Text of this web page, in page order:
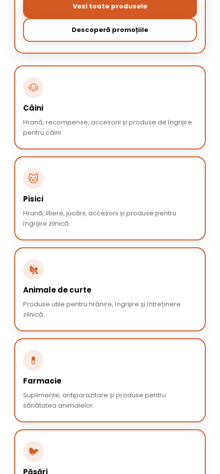
Vezi toate produsele
Descoperă promoțiile
🐶
Câini
Hrană, recompense, accesorii și produse de îngrijire
pentru câini.
🐱
Pisici
Hrană, litiere, jucării, accesorii și produse pentru
îngrijire zilnică.
🐔
Animale de curte
Produse utile pentru hrănire, îngrijire și întreținere
zilnică.
💊
Farmacie
Suplimente, antiparazitare și produse pentru
sănătatea animalelor.
🐦
Păsări